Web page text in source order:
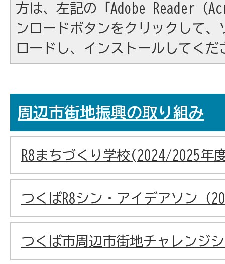
方は、左記の「Adobe Reader（
ンロードボタンをクリックして
ロードし、インストールしてくだ
周辺市街地振興の取り組み
R8まちづくり学校(2024/2025年
つくばR8シン・アイデアソン（
つくば市周辺市街地チャレンジ